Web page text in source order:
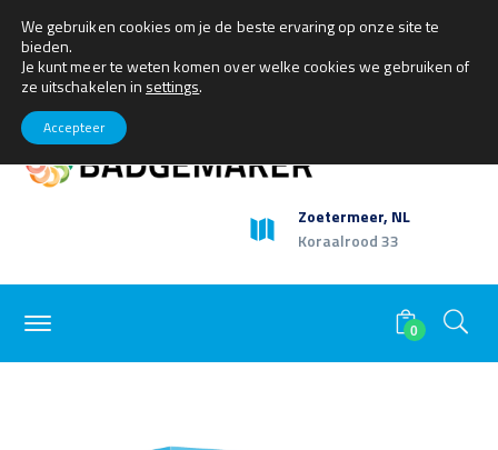
+31(0)79 360 1165
sales@getbadgemaker.com
My Account
FacebookTwitterYoutubeLinkedInInstagram
Zoetermeer, NL
Koraalrood 33
0
We gebruiken cookies om je de beste ervaring op onze site te
bieden.
Je kunt meer te weten komen over welke cookies we gebruiken of
ze uitschakelen in settings.
Accepteer